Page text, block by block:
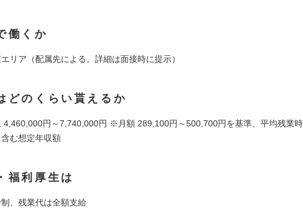
働くか
リア（配属先による。詳細は面接時に提示）
どのくらい貰えるか
4,460,000円～7,740,000円 ※月額 289,100円～500,700円を基準、平均残業
含む想定年収額
福利厚生は
制、残業代は全額支給